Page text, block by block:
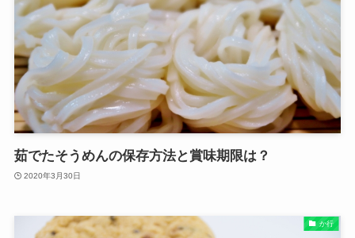
茹でたそうめんの保存方法と賞味期限は？
2020年3月30日
か行